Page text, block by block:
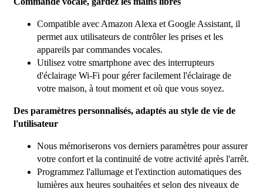
Compatible avec Amazon Alexa et Google Assistant, il
permet aux utilisateurs de contrôler les prises et les
appareils par commandes vocales.
Utilisez votre smartphone avec des interrupteurs
d'éclairage Wi-Fi pour gérer facilement l'éclairage de
votre maison, à tout moment et où que vous soyez.
Des paramètres personnalisés, adaptés au style de vie de
l'utilisateur
Nous mémoriserons vos derniers paramètres pour assurer
votre confort et la continuité de votre activité après l'arrêt.
Programmez l'allumage et l'extinction automatiques des
lumières aux heures souhaitées et selon des niveaux de